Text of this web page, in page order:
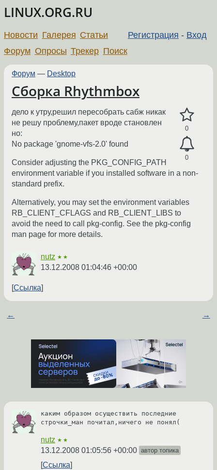
LINUX.ORG.RU
Регистрация - Вход
Новости Галерея Статьи
Форум Опросы Трекер Поиск
Форум — Desktop
Сборка Rhythmbox
0
0
дело к утру,решил пересобрать сабж никак
не решу проблему,пакет вроде становлен
но:
No package 'gnome-vfs-2.0' found
Consider adjusting the PKG_CONFIG_PATH
environment variable if you installed software in a non-
standard prefix.
Alternatively, you may set the environment variables
RB_CLIENT_CFLAGS and RB_CLIENT_LIBS to
avoid the need to call pkg-config. See the pkg-config
man page for more details.
nutz ★★
13.12.2008 01:04:46 +00:00
Ссылка
← →
каким образом осуществить последние
строчки_ман почитал,ничего не понял(
nutz ★★
13.12.2008 01:05:56 +00:00 автор топика
Ссылка